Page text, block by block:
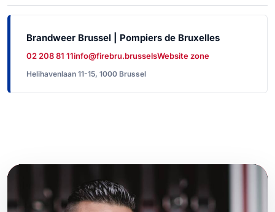
Brandweer Brussel | Pompiers de Bruxelles
02 208 81 11info@firebru.brusselsWebsite zone
Helihavenlaan 11-15, 1000 Brussel